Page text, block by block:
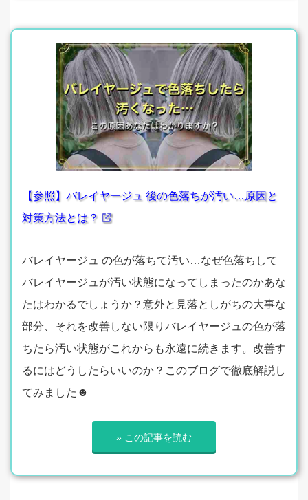
【参照】バレイヤージュ 後の色落ちが汚い…原因と
対策方法とは？
バレイヤージュ の色が落ちて汚い…なぜ色落ちして
バレイヤージュが汚い状態になってしまったのかあな
たはわかるでしょうか？意外と見落としがちの大事な
部分、それを改善しない限りバレイヤージュの色が落
ちたら汚い状態がこれからも永遠に続きます。改善す
るにはどうしたらいいのか？このブログで徹底解説し
てみました☻
» この記事を読む